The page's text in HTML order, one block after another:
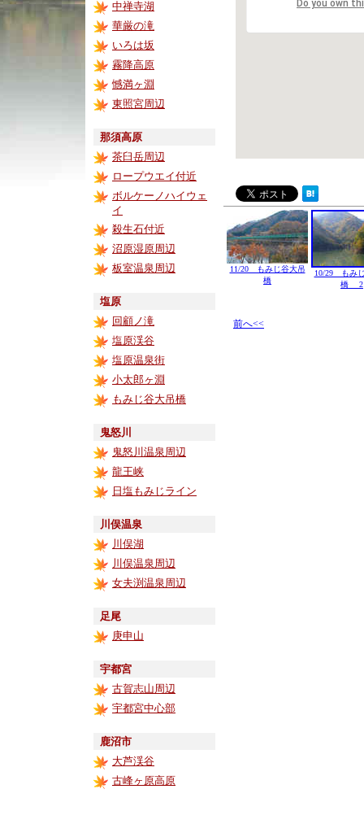
中禅寺湖
華厳の滝
いろは坂
霧降高原
憾満ヶ淵
東照宮周辺
那須高原
茶臼岳周辺
ロープウエイ付近
ボルケーノハイウェ
イ
殺生石付近
沼原湿原周辺
板室温泉周辺
塩原
回顧ノ滝
塩原渓谷
塩原温泉街
小太郎ヶ淵
もみじ谷大吊橋
鬼怒川
鬼怒川温泉周辺
龍王峡
日塩もみじライン
川俣温泉
川俣湖
川俣温泉周辺
女夫渕温泉周辺
足尾
庚申山
宇都宮
古賀志山周辺
宇都宮中心部
鹿沼市
大芦渓谷
古峰ヶ原高原
Do you own
11/20 もみじ谷大吊
橋
10/29 もみ
橋 2
前へ<<